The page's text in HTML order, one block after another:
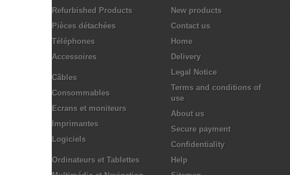
Refurbished Products
Pièces détachées
Téléphones
Accessoires
Câbles
Consommables
Ecrans et moniteurs
Imprimantes
Logiciels
Ordinateurs et Tablettes
New products
Contact us
Home
Delivery
Legal Notice
Terms and conditions of
use
About us
Secure payment
Confidentiality
Help